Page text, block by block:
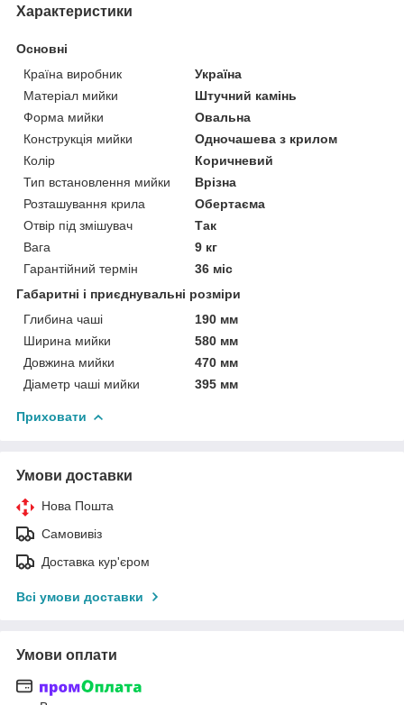
Характеристики
Основні
Країна виробник
Україна
Матеріал мийки
Штучний камінь
Форма мийки
Овальна
Конструкція мийки
Одночашева з крилом
Колір
Коричневий
Тип встановлення мийки
Врізна
Розташування крила
Обертаєма
Отвір під змішувач
Так
Вага
9 кг
Гарантійний термін
36 міс
Габаритні і приєднувальні розміри
Глибина чаші
190 мм
Ширина мийки
580 мм
Довжина мийки
470 мм
Діаметр чаші мийки
395 мм
Приховати
Умови доставки
Нова Пошта
Самовивіз
Доставка кур'єром
Всі умови доставки
Умови оплати